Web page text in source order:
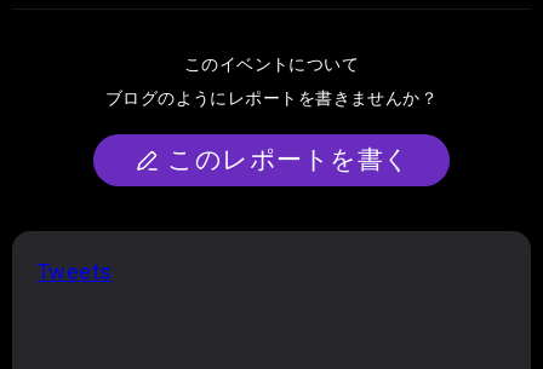
このイベントについて
ブログのようにレポートを書きませんか？
このレポートを書く
Tweets